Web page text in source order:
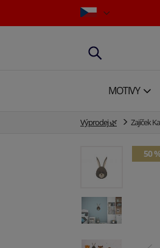
MOTIVY
Výprodej 🌿 Zajíček
50